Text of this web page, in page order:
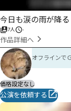
今日も涙の雨が降る
7人 -
作品詳細へ
オフラインで
価格設定なし
公演を依頼する